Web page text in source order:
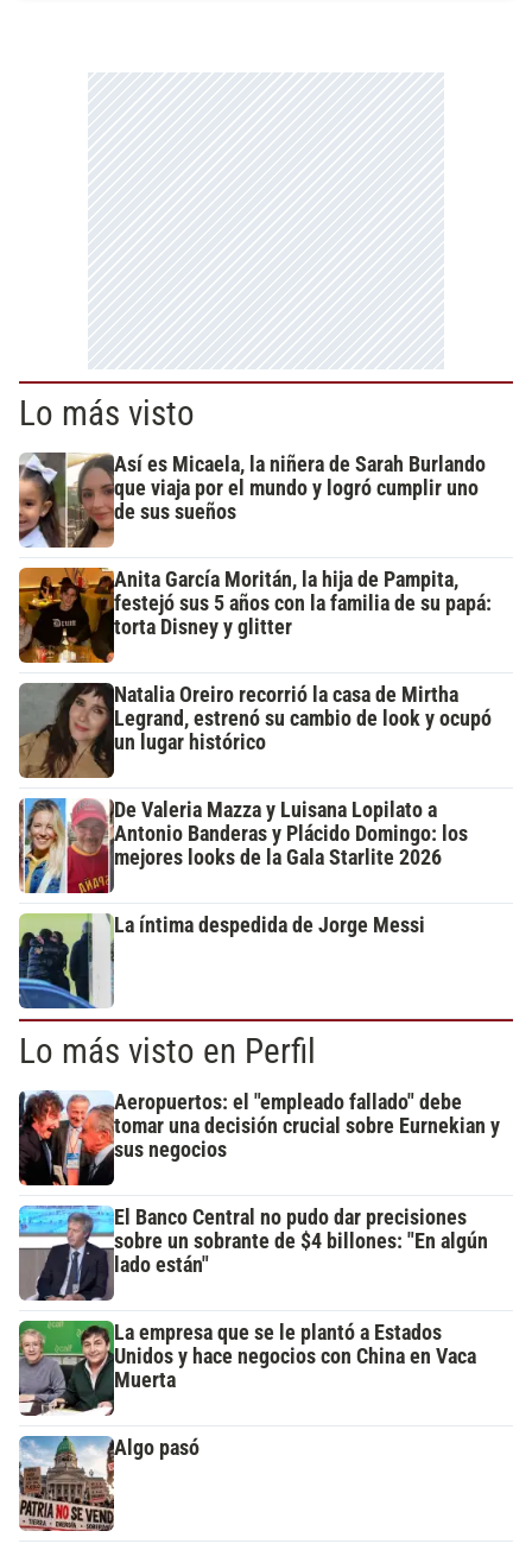
Lo más visto
Así es Micaela, la niñera de Sarah Burlando
que viaja por el mundo y logró cumplir uno
de sus sueños
Anita García Moritán, la hija de Pampita,
festejó sus 5 años con la familia de su papá:
torta Disney y glitter
Natalia Oreiro recorrió la casa de Mirtha
Legrand, estrenó su cambio de look y ocupó
un lugar histórico
De Valeria Mazza y Luisana Lopilato a
Antonio Banderas y Plácido Domingo: los
mejores looks de la Gala Starlite 2026
La íntima despedida de Jorge Messi
Lo más visto en Perfil
Aeropuertos: el "empleado fallado" debe
tomar una decisión crucial sobre Eurnekian y
sus negocios
El Banco Central no pudo dar precisiones
sobre un sobrante de $4 billones: "En algún
lado están"
La empresa que se le plantó a Estados
Unidos y hace negocios con China en Vaca
Muerta
Algo pasó